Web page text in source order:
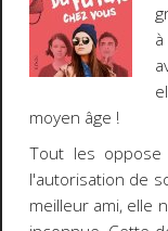
moyen âge !
Tout les
l'autorisation de
meilleur ami, elle